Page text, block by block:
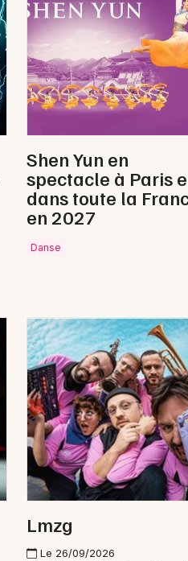
04
Shen Yun en
spectacle à Paris
dans toute la
en 2027
Danse
Lmzg
Le 26/09/2026